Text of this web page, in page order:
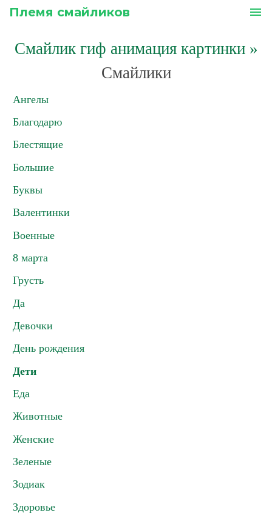
Племя смайликов menu
Смайлик гиф анимация картинки»
Смайлики
Ангелы
Благодарю
Блестящие
Большие
Буквы
Валентинки
Военные
8 марта
Грусть
Да
Девочки
День рождения
Дети
Еда
Животные
Женские
Зеленые
Зодиак
Здоровье